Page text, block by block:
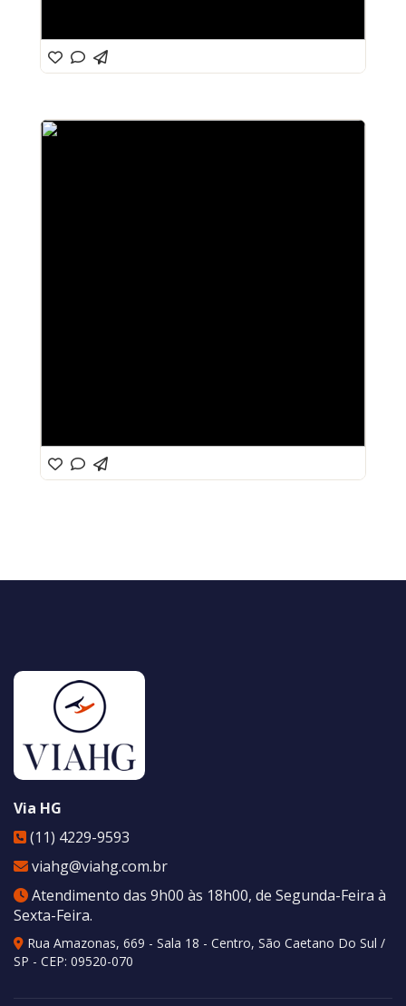
Via HG
(11) 4229-9593
viahg@viahg.com.br
Atendimento das 9h00 às 18h00, de Segunda-Feira à
Sexta-Feira.
Rua Amazonas, 669 - Sala 18 - Centro, São Caetano Do Sul /
SP - CEP: 09520-070